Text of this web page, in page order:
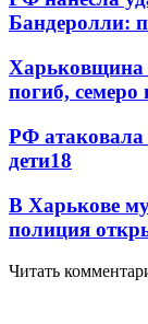
Бандеролли:
Харьковщина
погиб, семеро
РФ атаковала
дети18
В Харькове
полиция
Читать